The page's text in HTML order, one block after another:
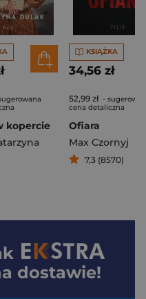
kopercie
KSIĄŻKA
34,56 zł
52,99 zł -
cena detaliczna
Ofiara
Max Czornyj
7,3 (8570)
dostawie!